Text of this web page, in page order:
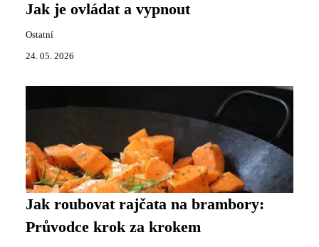
Jak je ovládat a vypnout
Ostatní
24. 05. 2026
Jak roubovat rajčata na brambory:
Průvodce krok za krokem